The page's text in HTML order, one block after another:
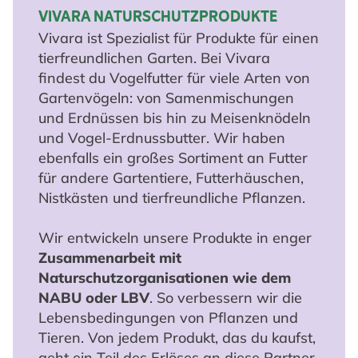
VIVARA NATURSCHUTZPRODUKTE
Vivara ist Spezialist für Produkte für einen
tierfreundlichen Garten. Bei Vivara
findest du Vogelfutter für viele Arten von
Gartenvögeln: von Samenmischungen
und Erdnüssen bis hin zu Meisenknödeln
und Vogel-Erdnussbutter. Wir haben
ebenfalls ein großes Sortiment an Futter
für andere Gartentiere, Futterhäuschen,
Nistkästen und tierfreundliche Pflanzen.
Wir entwickeln unsere Produkte in enger
Zusammenarbeit mit
Naturschutzorganisationen wie dem
NABU oder LBV. So verbessern wir die
Lebensbedingungen von Pflanzen und
Tieren. Von jedem Produkt, das du kaufst,